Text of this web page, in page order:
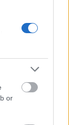
or
of St.
az
szoprán